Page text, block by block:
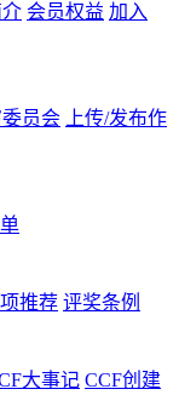
会员权益 加入
员会
上传/发布作
推荐 评奖条例
大事记 CCF创建